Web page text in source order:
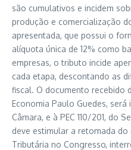
são cumulativos e incidem
produção e comercialização
apresentada, que possui o
alíquota única de 12% como
empresas, o tributo incide
cada etapa, descontando as
fiscal. O documento recebido
Economia Paulo Guedes,
Câmara, e à PEC 110/201, do
deve estimular a retomada
Tributária no Congresso,